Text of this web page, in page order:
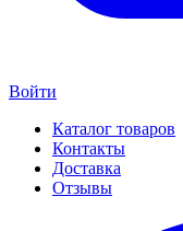
Войти
Каталог товаров
Контакты
Доставка
Отзывы